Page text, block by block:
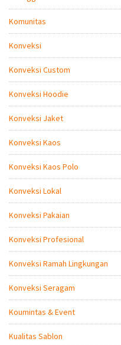
Komunitas
Konveksi
Konveksi Custom
Konveksi Hoodie
Konveksi Jaket
Konveksi Kaos
Konveksi Kaos Polo
Konveksi Lokal
Konveksi Pakaian
Konveksi Profesional
Konveksi Ramah Lingkungan
Konveksi Seragam
Koumintas & Event
Kualitas Sablon